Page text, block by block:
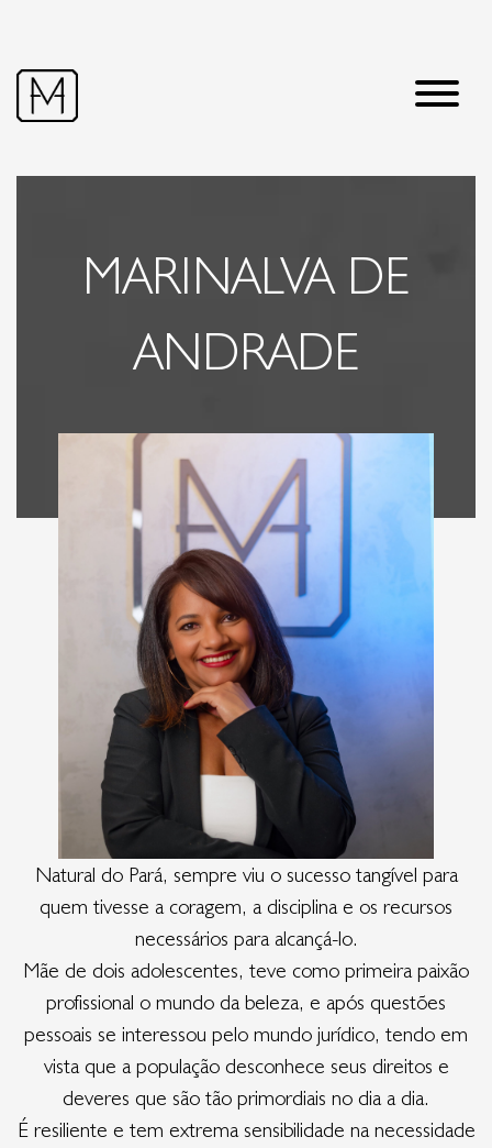
MARINALVA DE
ANDRADE
Natural do Pará, sempre viu o sucesso tangível para
quem tivesse a coragem, a disciplina e os recursos
necessários para alcançá-lo.
Mãe de dois adolescentes, teve como primeira paixão
profissional o mundo da beleza, e após questões
pessoais se interessou pelo mundo jurídico, tendo em
vista que a população desconhece seus direitos e
deveres que são tão primordiais no dia a dia.
É resiliente e tem extrema sensibilidade na necessidade